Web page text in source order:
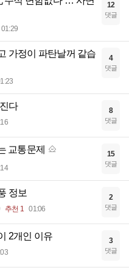
01:29
12
댓글
가정이 파탄날꺼 같습
4
댓글
다 8
댓글
교통문제 15
댓글
정보
추천 1 01:06
2
댓글
2개인 이유 3
댓글